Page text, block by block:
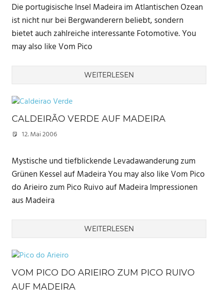
Die portugisische Insel Madeira im Atlantischen Ozean
ist nicht nur bei Bergwanderern beliebt, sondern
bietet auch zahlreiche interessante Fotomotive. You
may also like Vom Pico
WEITERLESEN
CALDEIRÃO VERDE AUF MADEIRA
12. Mai 2006
Mystische und tiefblickende Levadawanderung zum
Grünen Kessel auf Madeira You may also like Vom Pico
do Arieiro zum Pico Ruivo auf Madeira Impressionen
aus Madeira
WEITERLESEN
VOM PICO DO ARIEIRO ZUM PICO RUIVO
AUF MADEIRA